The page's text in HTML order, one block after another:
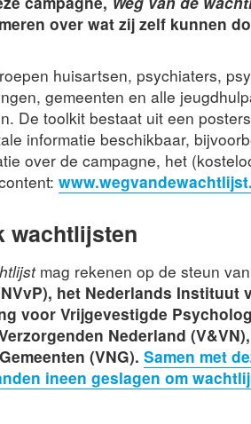
over wat zij zelf kunnen
roepen huisartsen, psychiaters,
gemeenten en alle
De toolkit bestaat uit een
informatie beschikbaar,
over de campagne, het
wachtlijsten
mag rekenen op de steun
het Nederlands Instituut
voor Vrijgevestigde
Nederland
(VNG). Samen met
ineen geslagen om